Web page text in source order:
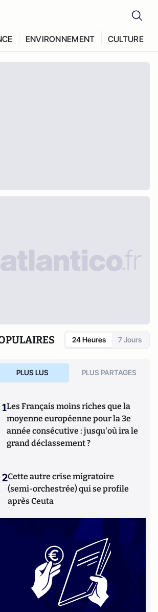
ENVIRONNEMENT CULTURE
24 Heures 7 Jours
PLUS LUS PLUS PARTAGES
1Les Français moins riches que la
moyenne européenne pour la 3e
année consécutive : jusqu'où ira le
grand déclassement ?
2Cette autre crise migratoire
(semi-orchestrée) qui se profile
après Ceuta